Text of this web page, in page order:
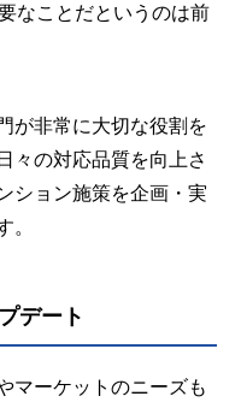
なことだというのは前
が非常に大切な役割を
々の対応品質を向上さ
ション施策を企画・実
。
デート
マーケットのニーズも